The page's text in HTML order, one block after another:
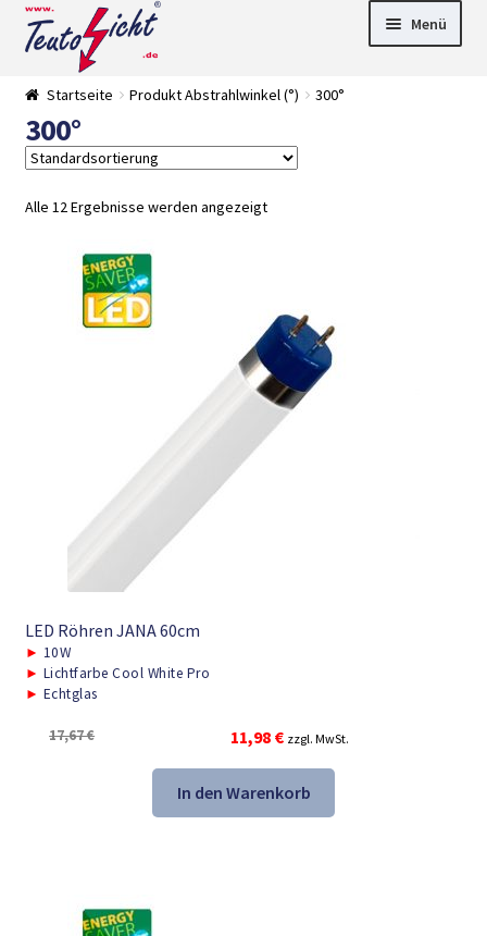
Zur
Navigation
springen
Springe
zum
Menü
Startseite Produkt Abstrahlwinkel (°) 300°
300°
Alle 12 Ergebnisse werden angezeigt
LED Röhren JANA 60cm
► 10W
► Lichtfarbe Cool White Pro
► Echtglas
17,67€
Ursprünglicher
Preis
war:
17,67 €
11,98 €Aktueller
Preis
ist:
11,98 €.
zzgl. MwSt.
In den Warenkorb